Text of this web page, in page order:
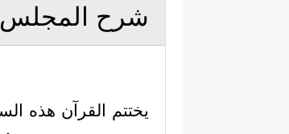
شرح المجلس
يختتم القرآن هذه